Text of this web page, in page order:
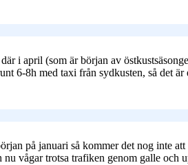
i april (som är början av
6-8h med taxi från sydkusten, så det
på januari så kommer det nog inte
vågar trotsa trafiken genom galle och